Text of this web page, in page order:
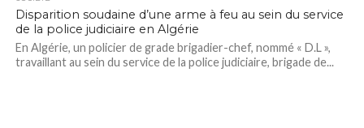
Disparition soudaine d’une arme à feu au sein du service
de la police judiciaire en Algérie
En Algérie, un policier de grade brigadier-chef, nommé « D.L »,
travaillant au sein du service de la police judiciaire, brigade de...